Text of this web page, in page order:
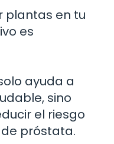
plantas en tu
es
ayuda a
sino
el riesgo
próstata.